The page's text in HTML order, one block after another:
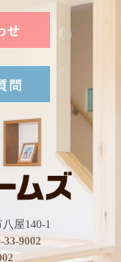
屋140-1
33-9002